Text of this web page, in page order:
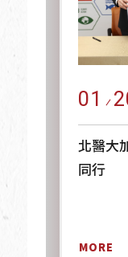
01
北醫大
同行
MORE